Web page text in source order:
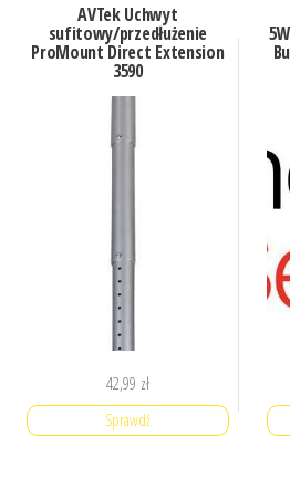
AVTek Uchwyt
sufitowy/przedłużenie
ProMount Direct Extension
3590
42,99 zł
Sprawdź